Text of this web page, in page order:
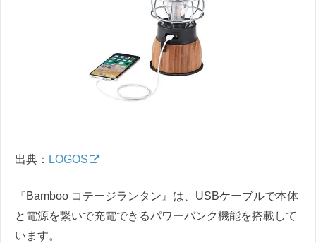
出典： LOGOS
『Bamboo コテージランタン』は、USBケーブルで本体
と電源を繋いで充電できるパワーバンク機能を搭載して
います。